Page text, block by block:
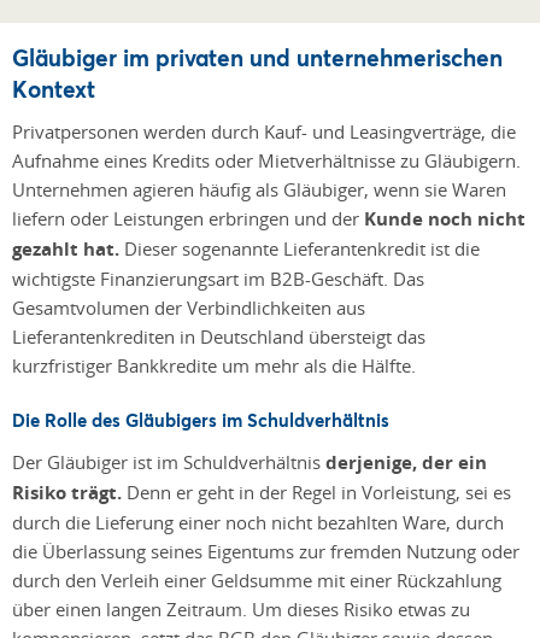
Gläubiger im privaten und unternehmerischen
Kontext
Privatpersonen werden durch Kauf- und Leasingverträge, die
Aufnahme eines Kredits oder Mietverhältnisse zu Gläubigern.
Unternehmen agieren häufig als Gläubiger, wenn sie Waren
liefern oder Leistungen erbringen und der Kunde noch nicht
gezahlt hat. Dieser sogenannte Lieferantenkredit ist die
wichtigste Finanzierungsart im B2B-Geschäft. Das
Gesamtvolumen der Verbindlichkeiten aus
Lieferantenkrediten in Deutschland übersteigt das
kurzfristiger Bankkredite um mehr als die Hälfte.
Die Rolle des Gläubigers im Schuldverhältnis
Der Gläubiger ist im Schuldverhältnis derjenige, der ein
Risiko trägt. Denn er geht in der Regel in Vorleistung, sei es
durch die Lieferung einer noch nicht bezahlten Ware, durch
die Überlassung seines Eigentums zur fremden Nutzung oder
durch den Verleih einer Geldsumme mit einer Rückzahlung
über einen langen Zeitraum. Um dieses Risiko etwas zu